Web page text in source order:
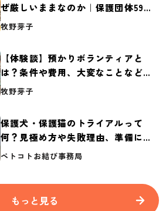
ぜ厳しいままなのか｜保護団体59団
体の実態調査【保護犬・保護猫白書
牧野芽子
【体験談】預かりボランティアと
は？条件や費用、大変なことなど紹
介
牧野芽子
保護犬・保護猫のトライアルって
何？見極め方や失敗理由、準備に必
要なものを紹介
ペトコトお結び事務局
もっと見る